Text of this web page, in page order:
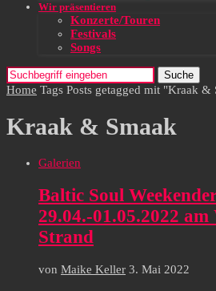
Wir präsentieren
Konzerte/Touren
Festivals
Songs
Suche
Home Tags Posts getagged mit "Kraak &
Kraak & Smaak
Galerien
Baltic Soul
29.04.-01.05.2022 am
Strand
von Maike Keller 3. Mai 2022